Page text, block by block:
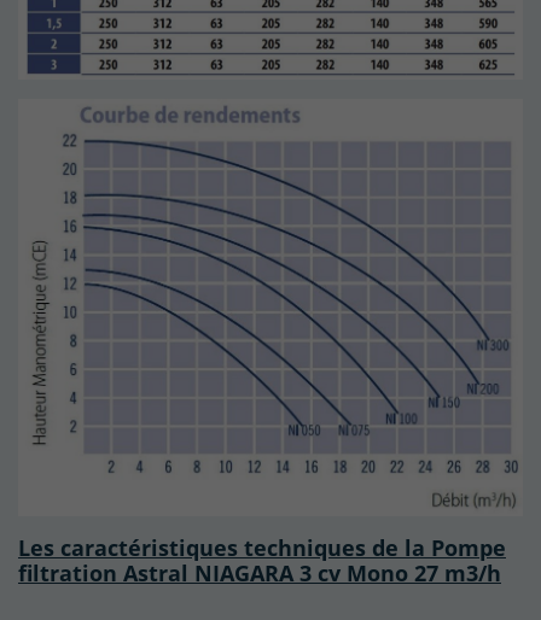
Les caractéristiques techniques de la Pompe
filtration Astral NIAGARA 3 cv Mono 27 m3/h